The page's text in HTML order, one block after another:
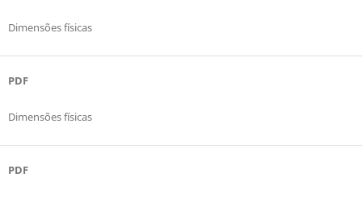
Dimensões físicas
PDF
Dimensões físicas
PDF